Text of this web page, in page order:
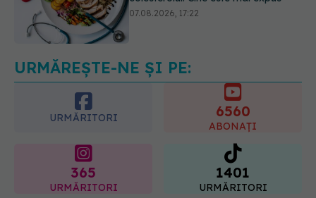
Ceaiul care ajută organismul să
lupte cu inflamația. Poate regla
URMĂREȘTE-NE ȘI PE:
URMĂRITORI 6560
ABONAȚI
365
URMĂRITORI
1401
URMĂRITORI